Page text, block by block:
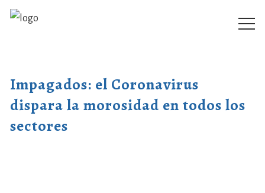
Impagados: el Coronavirus
dispara la morosidad en todos los
sectores